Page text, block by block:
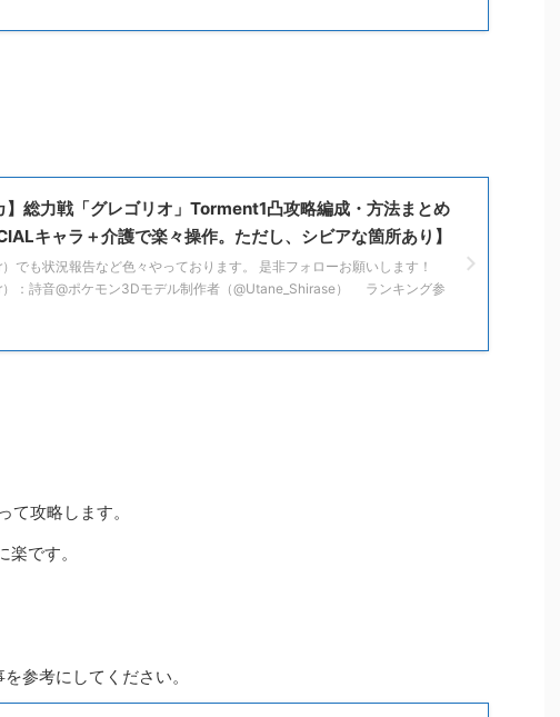
】総力戦「グレゴリオ」Torment1凸攻略編成・方法まとめ
キャラ＋介護で楽々操作。ただし、シビアな箇所あり】
でも状況報告など色々やっております。 是非フォローお願いします！
：詩音@ポケモン3Dモデル制作者（@Utane_Shirase） ランキング参
て攻略します。
です。
参考にしてください。